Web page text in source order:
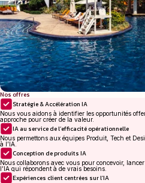
Nos offres
Stratégie & Accélération IA
Nous vous aidons à identifier les opportunités
approche pour créer de la valeur.
IA au service de l’efficacité opérationnelle
Nous permettons aux équipes Produit, Tech et
à l’IA.
Conception de produits IA
Nous collaborons avec vous pour concevoir,
l’IA qui répondent à de vrais besoins.
Expériences client centrées sur l’IA